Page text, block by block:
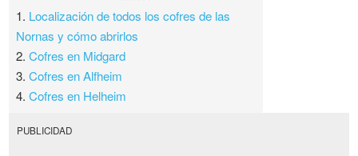
1. Localización de todos los cofres de las
Nornas y cómo abrirlos
2.Cofres en Midgard
3.Cofres en Alfheim
4.Cofres en Helheim
PUBLICIDAD